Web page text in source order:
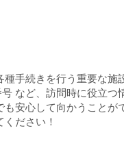
手続きを行う重要な施
など、訪問時に役立つ
安心して向かうことが
ださい！